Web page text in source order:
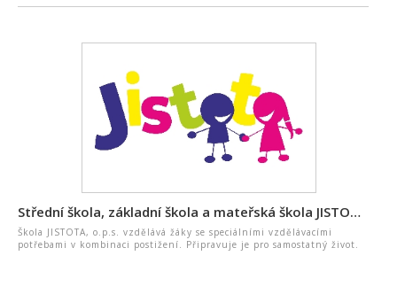
Střední škola, základní škola a mateřská škola JISTOTA o. p. s.
Škola JISTOTA, o.p.s. vzdělává žáky se speciálními vzdělávacími
potřebami v kombinaci postižení. Připravuje je pro samostatný život.